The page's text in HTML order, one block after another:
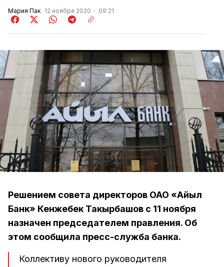
Мария Пак 12 ноября 2020 09:21
Решением совета директоров ОАО «Айыл
Банк» Кенжебек Такырбашов с 11 ноября
назначен председателем правления. Об
этом сообщила пресс-служба банка.
Коллективу нового руководителя